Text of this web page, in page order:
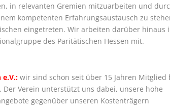
in relevanten Gremien mitzuarbeiten und
kompetenten Erfahrungsaustausch zu
eingetreten. Wir arbeiten darüber hinaus
des Paritätischen Hessen mit.
wir sind schon seit über 15 Jahren Mitglied
Der Verein unterstützt uns dabei, unsere hohe
gegenüber unseren Kostenträgern